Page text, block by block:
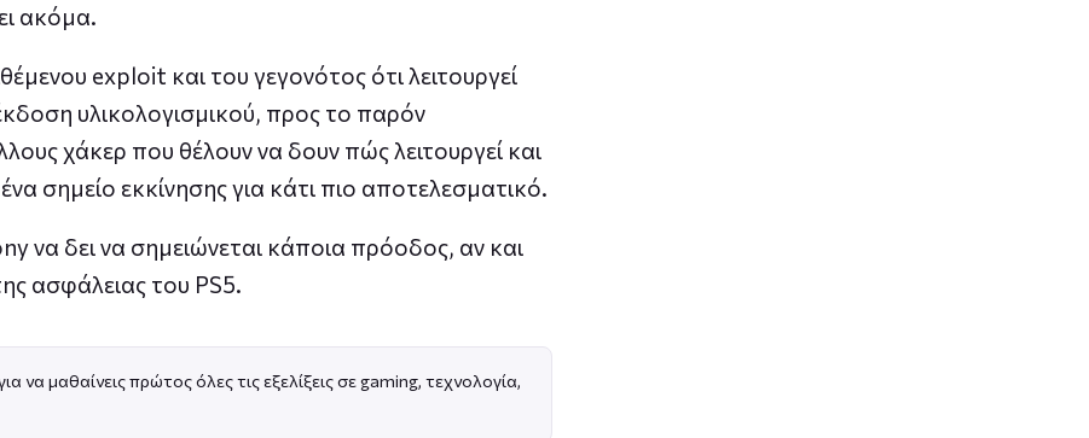
ακόμα.
exploit και του γεγονότος ότι λειτουργεί
υλικολογισμικού, προς το παρόν
χάκερ που θέλουν να δουν πώς λειτουργεί και
σημείο εκκίνησης για κάτι πιο αποτελεσματικό.
να δει να σημειώνεται κάποια πρόοδος, αν και
ασφάλειας του PS5.
να μαθαίνεις πρώτος όλες τις εξελίξεις σε gaming, τεχνολογία,